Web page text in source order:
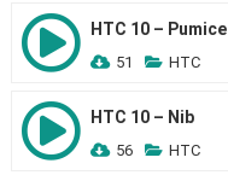
HTC 10 – Pumice
51 HTC
HTC 10 – Nib
56 HTC